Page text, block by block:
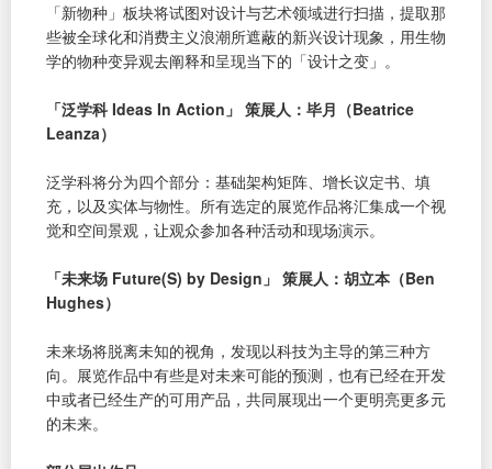
「新物种」板块将试图对设计与艺术领域进行扫描，提取那
些被全球化和消费主义浪潮所遮蔽的新兴设计现象，用生物
学的物种变异观去阐释和呈现当下的「设计之变」。
「泛学科 Ideas In Action」 策展人：毕月（Beatrice
Leanza）
泛学科将分为四个部分：基础架构矩阵、增长议定书、填
充，以及实体与物性。所有选定的展览作品将汇集成一个视
觉和空间景观，让观众参加各种活动和现场演示。
「未来场 Future(S) by Design」 策展人：胡立本（Ben
Hughes）
未来场将脱离未知的视角，发现以科技为主导的第三种方
向。展览作品中有些是对未来可能的预测，也有已经在开发
中或者已经生产的可用产品，共同展现出一个更明亮更多元
的未来。